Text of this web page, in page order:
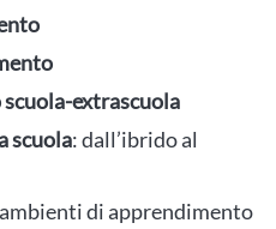
extrascuola
scuola: dall’ibrido al
di apprendimento